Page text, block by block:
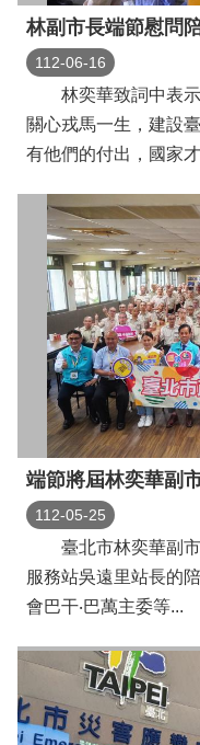
林副市長端節慰問
112-06-16
林奕華致詞中表示
關心戎馬一生，建設
有他們的付出，國家
112-05-25
臺北市林奕華副市
服務站吳遠里站長的
會巴干‧巴萬主委等...